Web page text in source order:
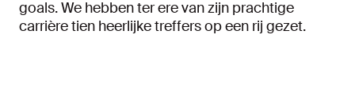
goals. We hebben ter ere van zijn prachtige
carrière tien heerlijke treffers op een rij gezet.